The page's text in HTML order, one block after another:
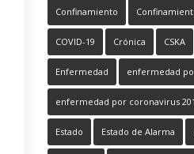
Confinamiento
COVID-19 Crónica CSKA
Enfermedad enfermedad
enfermedad por coronavirus
Estado Estado de Alarma